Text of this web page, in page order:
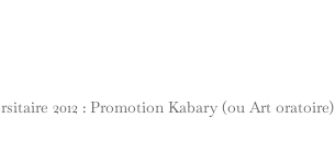
2012 : Promotion Kabary (ou Art oratoire)